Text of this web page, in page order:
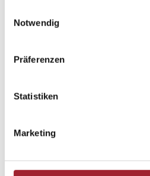
Notwendig
Präferenzen
Statistiken
Marketing